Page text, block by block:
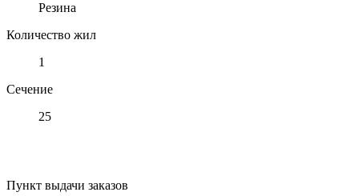
Резина
Количество жил
1
Сечение
25
Пункт выдачи заказов